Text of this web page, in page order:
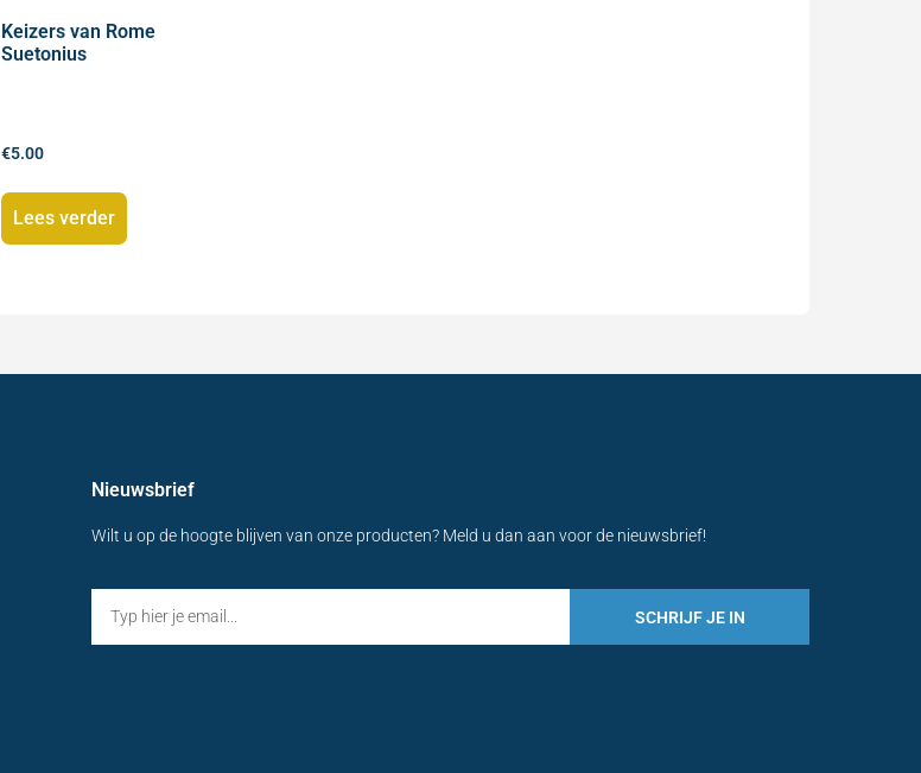
Keizers van Rome
Suetonius
€5.00
Lees verder
Nieuwsbrief
Wilt u op de hoogte blijven van onze producten? Meld u dan aan voor de nieuwsbrief!
SCHRIJF JE IN